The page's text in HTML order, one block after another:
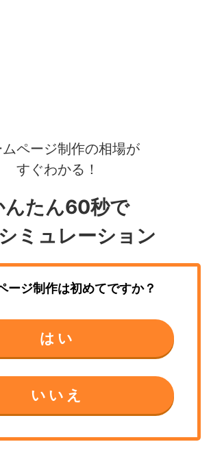
ページ制作の相場が
すぐわかる！
んたん60秒で
ミュレーション
ージ制作は初めてですか？
はい
いいえ